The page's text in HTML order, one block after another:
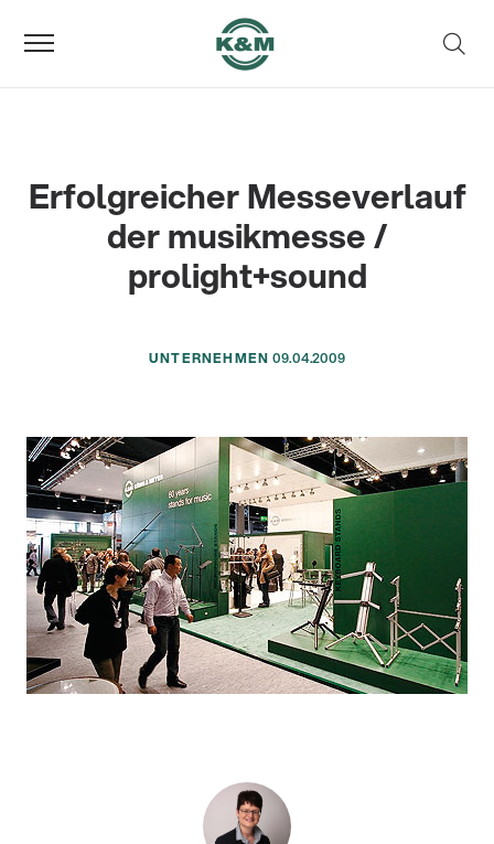
Erfolgreicher Messeverlauf
der musikmesse /
prolight+sound
UNTERNEHMEN 09.04.2009